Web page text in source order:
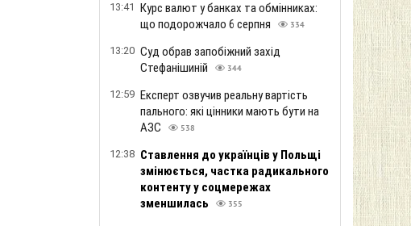
13:41 Курс валют у банках та обмінниках:
що подорожчало 6 серпня
334
13:20 Суд обрав запобіжний захід
Стефанішиній
344
12:59 Експерт озвучив реальну вартість
пального: які цінники мають бути на
АЗС
538
12:38 Ставлення до українців у Польщі
змінюється, частка радикального
контенту у соцмережах
зменшилась
355